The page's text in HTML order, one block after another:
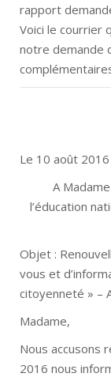
rapport
Voici le courrier
notre demande
Le 10 août 2016
A
l’éducation
Objet :
vous et
citoyenneté » –
Madame,
Nous accusons
2016 nous